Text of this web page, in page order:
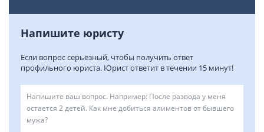
Напишите юристу
Если вопрос серьёзный, чтобы получить ответ
профильного юриста. Юрист ответит в течении 15 минут!